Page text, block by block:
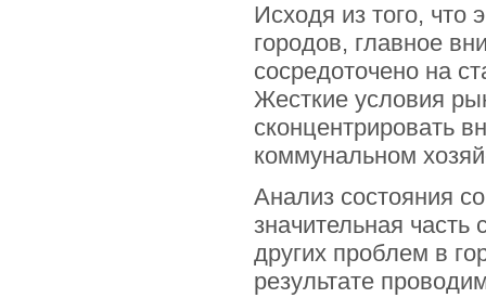
Исходя из того, что
городов, главное
сосредоточено на
Жесткие условия
сконцентрировать
коммунальном
Анализ состояния
значительная часть
других проблем в
результате